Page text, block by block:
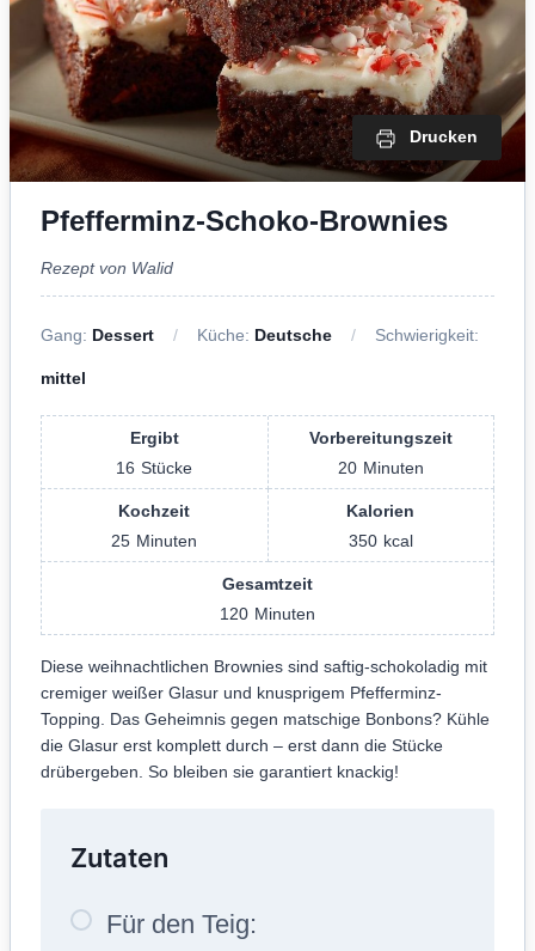
Drucken
Pfefferminz-Schoko-Brownies
Rezept von Walid
Gang: Dessert Küche: Deutsche Schwierigkeit:
mittel
Ergibt
16 Stücke
Vorbereitungszeit
20 Minuten
Kochzeit
25 Minuten
Kalorien
350 kcal
Gesamtzeit
120 Minuten
Diese weihnachtlichen Brownies sind saftig-schokoladig mit
cremiger weißer Glasur und knusprigem Pfefferminz-
Topping. Das Geheimnis gegen matschige Bonbons? Kühle
die Glasur erst komplett durch – erst dann die Stücke
drübergeben. So bleiben sie garantiert knackig!
Zutaten
Für den Teig: